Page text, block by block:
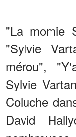
"La momie
"Sylvie
mérou",
Sylvie
Coluche
David